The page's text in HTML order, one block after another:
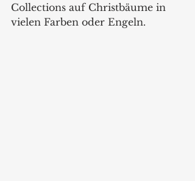
Collections auf Christbäume in
vielen Farben oder Engeln.